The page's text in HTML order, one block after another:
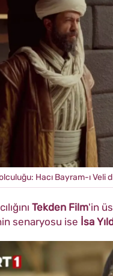
Hacı Bayram-ı Veli
Tekden Film'in
senaryosu ise İsa